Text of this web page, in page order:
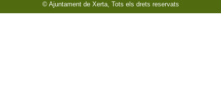
© Ajuntament de Xerta, Tots els drets reservats